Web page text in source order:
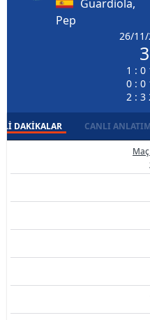
Guardiola,
Pep
26/
1 : 0
0 : 0
2 : 3
DAKIKALAR CANLI ANLATIM